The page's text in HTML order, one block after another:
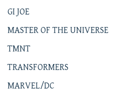
GI JOE
MASTER OF THE UNIVERSE
TMNT
TRANSFORMERS
MARVEL/DC